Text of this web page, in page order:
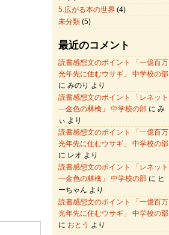
5.広がる本の世界 (4)
未分類 (5)
最近のコメント
読書感想文のポイント 「一億百万
光年先に住むウサギ」 中学校の部
に みのり より
読書感想文のポイント 「レネット
―金色の林檎」 中学校の部 に み
ぃ より
読書感想文のポイント 「一億百万
光年先に住むウサギ」 中学校の部
に レオ より
読書感想文のポイント 「レネット
―金色の林檎」 中学校の部 に ヒ
ーちゃん より
読書感想文のポイント 「一億百万
光年先に住むウサギ」 中学校の部
に おとう より